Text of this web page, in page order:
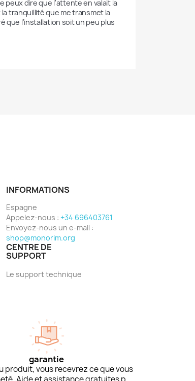
peux dire que l'attente en valait la
tranquillité que me transmet la
que l'installation soit un peu plus
INFORMATIONS
Espagne
Appelez-nous : +34 696403761
Envoyez-nous un e-mail :
shop@monorim.org
CENTRE DE
SUPPORT
Le support technique
garantie
produit, vous recevrez ce que vous